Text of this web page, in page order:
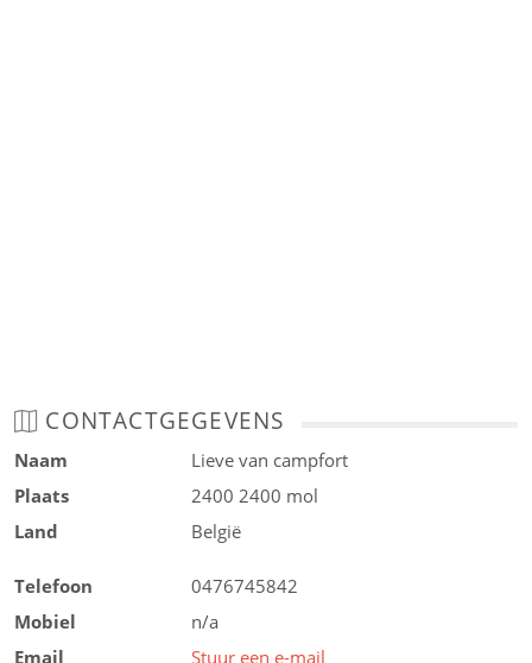
CONTACTGEGEVENS
Naam
Lieve van campfort
Plaats
2400 2400 mol
Land
België
Telefoon
0476745842
Mobiel
n/a
Email
Stuur een e-mail